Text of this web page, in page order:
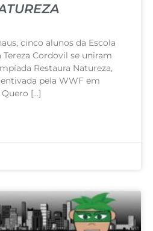
cinco alunos da Escola
Cordovil se uniram
Restaura Natureza,
pela WWF em
[…]